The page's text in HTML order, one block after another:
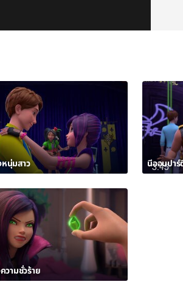
นุ่มสาว 3:45
นีออนปาร์
วามชั่วร้าย